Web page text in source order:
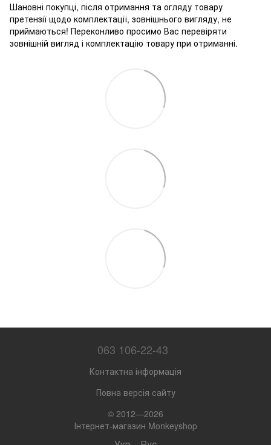
Шановні покупці, після отримання та огляду товару
претензії щодо комплектації, зовнішнього вигляду, не
приймаються! Переконливо просимо Вас перевіряти
зовнішній вигляд і комплектацію товару при отриманні.
063 106-22-43
Контактна інформація
Повна версія сайту
© 2012—2026
Інтернет-магазин Monkeyshop